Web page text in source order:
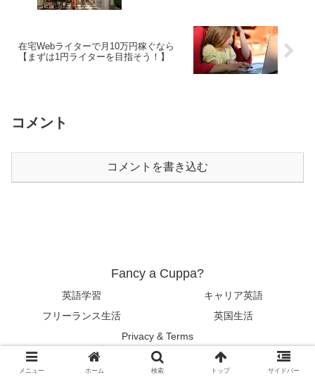
在宅Webライターで月10万円稼ぐなら
【まずは1円ライターを目指そう！】
コメント
コメントを書き込む
Fancy a Cuppa?
英語学習
キャリア英語
フリーランス生活
英国生活
Privacy & Terms
© 2019 Fancy a Cuppa?.
メニュー ホーム 検索 トップ サイドバー